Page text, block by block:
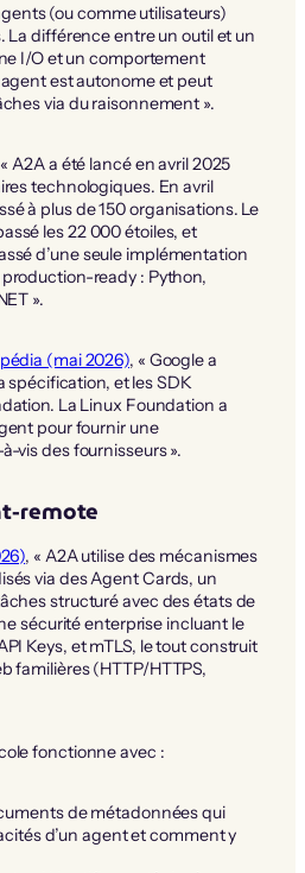
(ou comme utilisateurs)
La différence entre un outil et un
I/O et un comportement
est autonome et peut
via du raisonnement ».
A2A a été lancé en avril 2025
technologiques. En avril
à plus de 150 organisations. Le
les 22 000 étoiles, et
d’une seule implémentation
ready : Python,
».
(mai 2026), « Google a
spécification, et les SDK
La Linux Foundation a
pour fournir une
vis des fournisseurs ».
remote
, « A2A utilise des mécanismes
via des Agent Cards, un
structuré avec des états de
sécurité enterprise incluant le
Keys, et mTLS, le tout construit
familières (HTTP/HTTPS,
fonctionne avec :
de métadonnées qui
d’un agent et comment y